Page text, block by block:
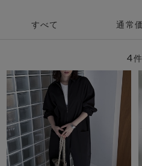
すべて 通常
4件